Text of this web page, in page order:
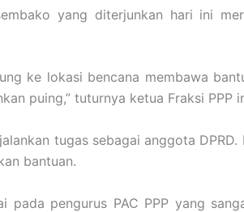
yang diterjunkan hari ini
ke lokasi bencana membawa
puing,” tuturnya ketua Fraksi PPP
tugas sebagai anggota DPRD.
bantuan.
pada pengurus PAC PPP yang